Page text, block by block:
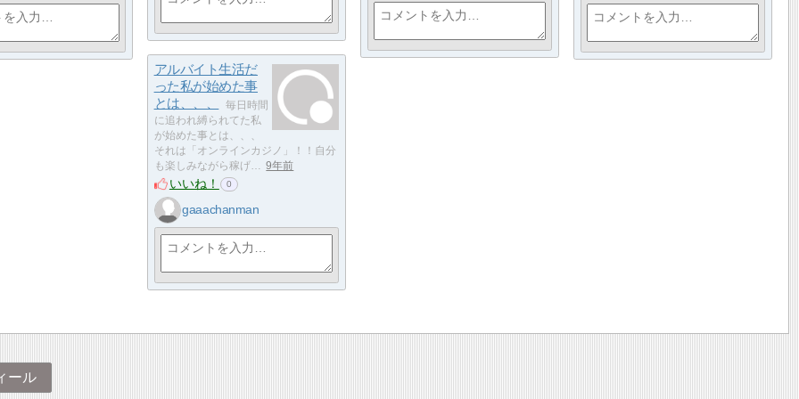
アルバイト生活だ
った私が始めた事
とは、、、
毎日時間
に追われ縛られてた私
が始めた事とは、、、
それは「オンラインカジノ」！！自分
も楽しみながら稼げ…
9年前
いいね！ 0
gaaachanman
ール